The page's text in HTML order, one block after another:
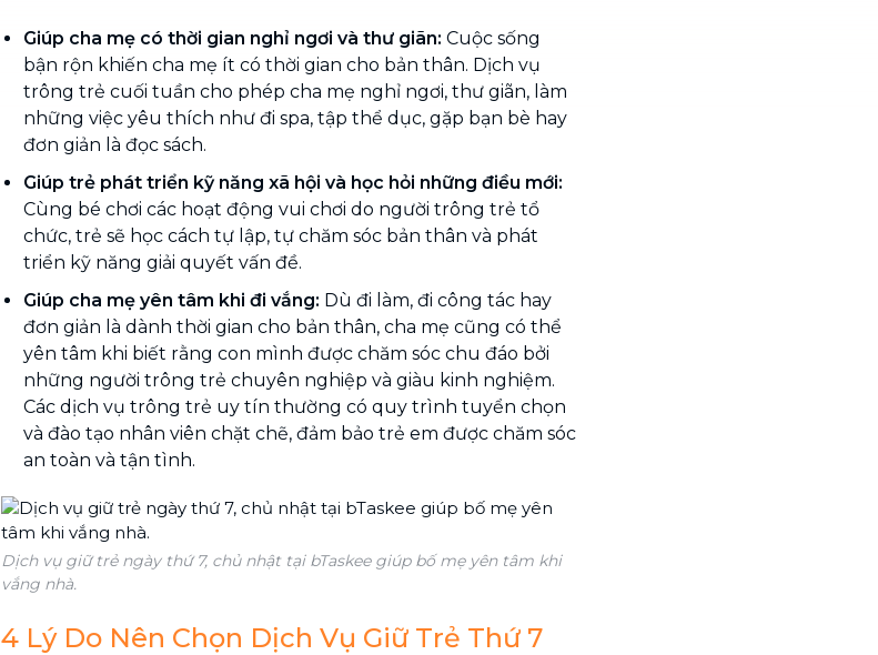
Giúp cha mẹ có thời gian nghỉ ngơi và thư giãn: Cuộc sống
bận rộn khiến cha mẹ ít có thời gian cho bản thân. Dịch vụ
trông trẻ cuối tuần cho phép cha mẹ nghỉ ngơi, thư giãn, làm
những việc yêu thích như đi spa, tập thể dục, gặp bạn bè hay
đơn giản là đọc sách.
Giúp trẻ phát triển kỹ năng xã hội và học hỏi những điều mới:
Cùng bé chơi các hoạt động vui chơi do người trông trẻ tổ
chức, trẻ sẽ học cách tự lập, tự chăm sóc bản thân và phát
triển kỹ năng giải quyết vấn đề.
Giúp cha mẹ yên tâm khi đi vắng: Dù đi làm, đi công tác hay
đơn giản là dành thời gian cho bản thân, cha mẹ cũng có thể
yên tâm khi biết rằng con mình được chăm sóc chu đáo bởi
những người trông trẻ chuyên nghiệp và giàu kinh nghiệm.
Các dịch vụ trông trẻ uy tín thường có quy trình tuyển chọn
và đào tạo nhân viên chặt chẽ, đảm bảo trẻ em được chăm sóc
an toàn và tận tình.
Dịch vụ giữ trẻ ngày thứ 7, chủ nhật tại bTaskee giúp bố mẹ yên tâm khi
vắng nhà.
4 Lý Do Nên Chọn Dịch Vụ Giữ Trẻ Thứ 7